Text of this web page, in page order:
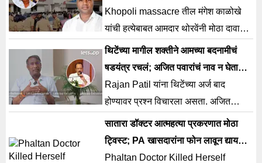
Khopoli massacre तील मंगेश काळोखे
यांची हत्येबाबत आमदार थोरवेंनी मोठा दावा
केला ज्यामुळे या प्रकरणाचं बीड कनेक्शन
समोर आलं आहे.
थिटेंच्या मागील शक्तीने आमच्या बदनामीचं
षडयंत्र रचलं; अजित पवारांचं नाव न घेता
राजन पाटलांचे गंभीर आरोप
Rajan Patil यांना थिटेंच्या अर्ज बाद
होण्यावर प्रश्न विचारला असता. अजित
पवारांचं नाव न घेता गंभीर आरोप केला.
सातारा डॉक्टर आत्महत्या प्रकरणात मोठा
ट्विस्ट; PA खासदारांना फोन लावून द्यायचे
अन्…; भावाचे खळबळजनक दावे
Phaltan Doctor Killed Herself